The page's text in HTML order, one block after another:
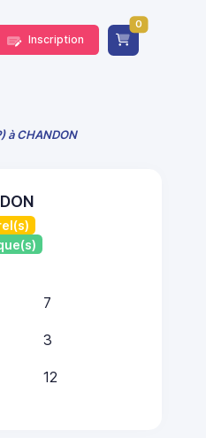
Inscription
0
à CHANDON
7
3
12